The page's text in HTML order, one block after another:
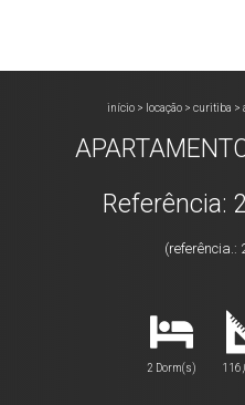
início> locação> curitiba >
Referência:
(referência.:
2 Dorm(s)